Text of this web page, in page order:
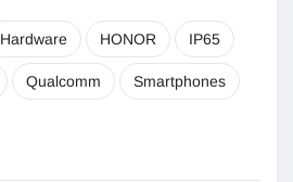
Hardware HONOR IP65
Qualcomm Smartphones